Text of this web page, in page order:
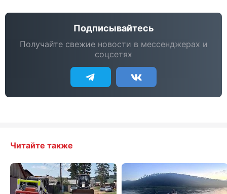
Подписывайтесь
Получайте свежие новости в мессенджерах и
соцсетях
Читайте также